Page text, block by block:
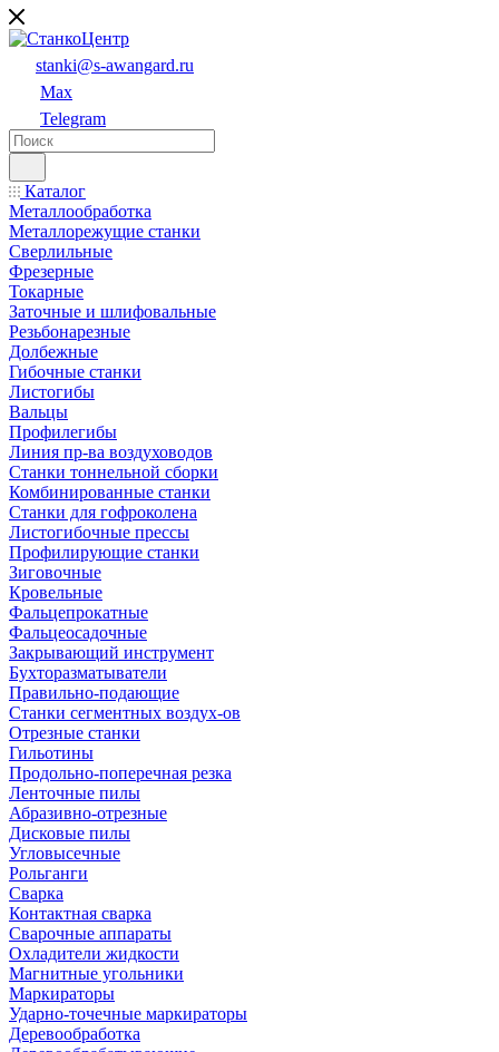
stanki@s-awangard.ru
Max
Telegram
Каталог
Металлообработка
Металлорежущие станки
Сверлильные
Фрезерные
Токарные
Заточные и шлифовальные
Резьбонарезные
Долбежные
Гибочные станки
Листогибы
Вальцы
Профилегибы
Линия пр-ва воздуховодов
Станки тоннельной сборки
Комбинированные станки
Станки для гофроколена
Листогибочные прессы
Профилирующие станки
Зиговочные
Кровельные
Фальцепрокатные
Фальцеосадочные
Закрывающий инструмент
Бухторазматыватели
Правильно-подающие
Станки сегментных воздух-ов
Отрезные станки
Гильотины
Продольно-поперечная резка
Ленточные пилы
Абразивно-отрезные
Дисковые пилы
Угловысечные
Рольганги
Сварка
Контактная сварка
Сварочные аппараты
Охладители жидкости
Магнитные угольники
Маркираторы
Ударно-точечные маркираторы
Деревообработка